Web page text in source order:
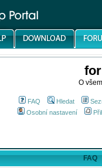
O
FAQ Hledat
Osobní nastavení
FAQ